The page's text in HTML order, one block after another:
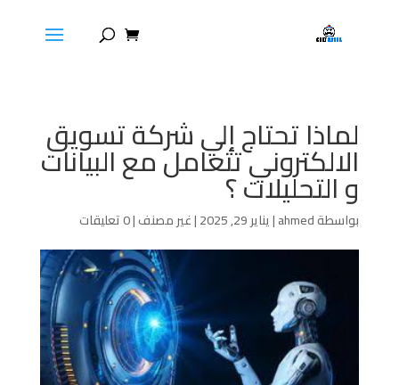
لماذا تحتاج إلي شركة تسويق
الالكتروني تتعامل مع البيانات
و التحليلات ؟
بواسطةahmed
|يناير 29, 2025 |غير مصنف|0 تعليقات